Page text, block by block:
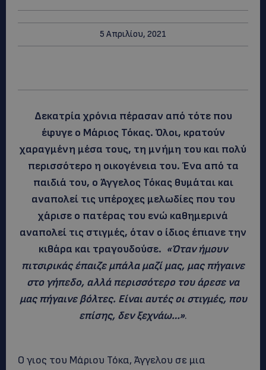
5 Απριλίου, 2021
Δεκατρία χρόνια πέρασαν από τότε που
έφυγε ο Μάριος Τόκας. Όλοι, κρατούν
χαραγμένη μέσα τους, τη μνήμη του και πολύ
περισσότερο η οικογένεια του. Ένα από τα
παιδιά του, ο Άγγελος Τόκας θυμάται και
αναπολεί τις υπέροχες μελωδίες που του
χάρισε ο πατέρας του ενώ καθημερινά
αναπολεί τις στιγμές, όταν ο ίδιος έπιανε την
κιθάρα και τραγουδούσε. «Όταν ήμουν
πιτσιρικάς έπαιζε μπάλα μαζί μας, μας πήγαινε
στο γήπεδο, αλλά περισσότερο του άρεσε να
μας πήγαινε βόλτες. Είναι αυτές οι στιγμές, που
επίσης, δεν ξεχνάω…».
Ο γιος του Μάριου Τόκα, Άγγελου σε μια